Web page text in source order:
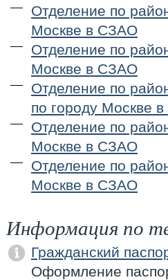
Отделение по
Москве в СЗАО
Отделение по
Москве в СЗАО
Отделение по
по городу Москве
Отделение по
Москве в СЗАО
Отделение по
Москве в СЗАО
Информация по
Гражданский
Оформление